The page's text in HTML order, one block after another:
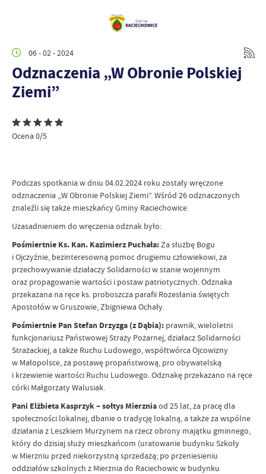
06 - 02 - 2024
Odznaczenia „W Obronie Polskiej
Ziemi”
Ocena 0/5
Podczas spotkania w dniu 04.02.2024 roku zostały wręczone
odznaczenia „W Obronie Polskiej Ziemi”. Wśród 26 odznaczonych
znaleźli się także mieszkańcy Gminy Raciechowice.
Uzasadnieniem do wręczenia odznak było:
Pośmiertnie Ks. Kan. Kazimierz Puchała:Za służbę Bogu
i Ojczyźnie, bezinteresowną pomoc drugiemu człowiekowi, za
przechowywanie działaczy Solidarności w stanie wojennym
oraz propagowanie wartości i postaw patriotycznych. Odznaka
przekazana na ręce ks. proboszcza parafii Rozesłania świętych
Apostołów w Gruszowie, Zbigniewa Ochały.
Pośmiertnie Pan Stefan Drzyzga (z Dąbia): prawnik, wieloletni
funkcjonariusz Państwowej Straży Pożarnej, działacz Solidarności
Strażackiej, a także Ruchu Ludowego, współtwórca Ojcowizny
w Małopolsce, za postawę propaństwową, pro obywatelską
i krzewienie wartości Ruchu Ludowego. Odznakę przekazano na ręce
córki Małgorzaty Walusiak.
Pani Elżbieta Kasprzyk – sołtys Mierzniaod 25 lat, za pracę dla
społeczności lokalnej, dbanie o tradycję lokalną, a także za wspólne
działania z Leszkiem Murzynem na rzecz obrony majątku gminnego,
który do dzisiaj służy mieszkańcom (uratowanie budynku Szkoły
w Mierzniu przed niekorzystną sprzedażą; po przeniesieniu
oddziałów szkolnych z Mierznia do Raciechowic w budynku